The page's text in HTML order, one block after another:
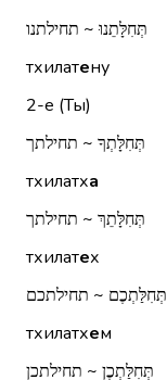
תְּחִלָּתֵנוּ ~ תחילתנו
тхилатену
2-е (Ты)
תְּחִלָּתְךָ ~ תחילתך
тхилатха
תְּחִלָּתֵךְ ~ תחילתך
тхилатех
תְּחִלַּתְכֶם ~ תחילתכם
тхилатхем
תְּחִלַּתְכֶן ~ תחילתכן